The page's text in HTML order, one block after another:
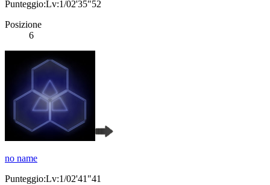
Punteggio:Lv:1/02'35"52
Posizione
6
no name
Punteggio:Lv:1/02'41"41